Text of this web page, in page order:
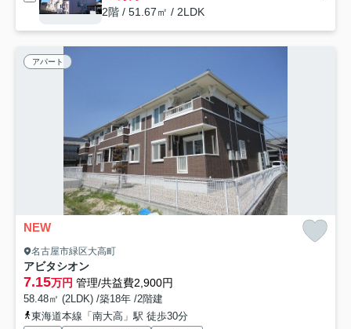
2階 / 51.67㎡ / 2LDK
アパート
NEW
名古屋市緑区大高町
アビタシオン
7.15万円 管理/共益費2,900円
58.48㎡ (2LDK) /築18年 /2階建
東海道本線「南大高」駅 徒歩30分